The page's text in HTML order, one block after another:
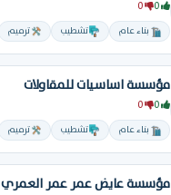
بناء عام تشطيب ترميم
مؤسسة اساسيات للمقاولات
بناء عام تشطيب ترميم
مؤسسة عايض عمر عمر العمري